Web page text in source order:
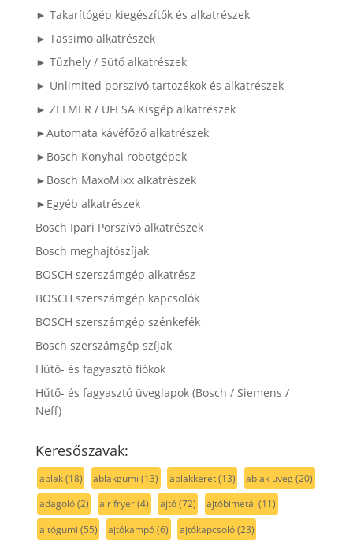
► Takarítógép kiegészítők és alkatrészek
► Tassimo alkatrészek
► Tűzhely / Sütő alkatrészek
► Unlimited porszívó tartozékok és alkatrészek
► ZELMER / UFESA Kisgép alkatrészek
►Automata kávéfőző alkatrészek
►Bosch Konyhai robotgépek
►Bosch MaxoMixx alkatrészek
►Egyéb alkatrészek
Bosch Ipari Porszívó alkatrészek
Bosch meghajtószíjak
BOSCH szerszámgép alkatrész
BOSCH szerszámgép kapcsolók
BOSCH szerszámgép szénkefék
Bosch szerszámgép szíjak
Hűtő- és fagyasztó fiókok
Hűtő- és fagyasztó üveglapok (Bosch / Siemens /
Neff)
Keresőszavak:
ablak(18) ablakgumi (13) ablakkeret(13) ablak üveg(20)
adagoló(2) air fryer(4) ajtó(72) ajtóbimetál (11)
ajtógumi (55) ajtókampó(6) ajtókapcsoló(23)